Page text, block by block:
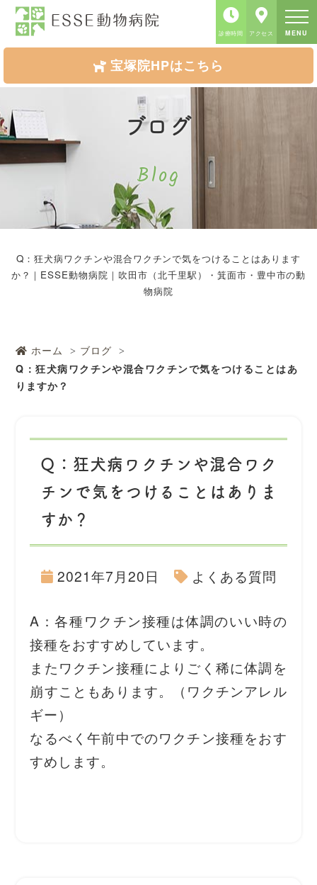
宝塚院HPはこちら
アクセス
診療時間 MENU
ブログ
Blog
Q：狂⽝病ワクチンや混合ワクチンで気をつけることはあります
か？｜ESSE動物病院｜吹田市（北千里駅）・箕面市・豊中市の動
物病院
ホーム
ブログ
Q：狂⽝病ワクチンや混合ワクチンで気をつけることはあ
りますか？
Q：狂⽝病ワクチンや混合ワク
チンで気をつけることはありま
すか？
2021年7月20日 よくある質問
A：各種ワクチン接種は体調のいい時の
接種をおすすめしています。
またワクチン接種によりごく稀に体調を
崩すこともあります。（ワクチンアレル
ギー）
なるべく午前中でのワクチン接種をおす
すめします。